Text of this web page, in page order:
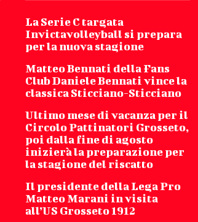
La Serie C targata
Invictavolleyball si prepara
per la nuova stagione
Matteo Bennati della Fans
Club Daniele Bennati vince la
classica Sticciano-Sticciano
Ultimo mese di vacanza per il
Circolo Pattinatori Grosseto,
poi dalla fine di agosto
inizierà la preparazione per
la stagione del riscatto
Il presidente della Lega Pro
Matteo Marani in visita
all’US Grosseto 1912